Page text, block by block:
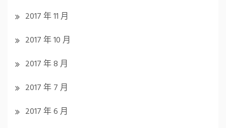
2017 年 11 月
2017 年 10 月
2017 年 8 月
2017 年 7 月
2017 年 6 月